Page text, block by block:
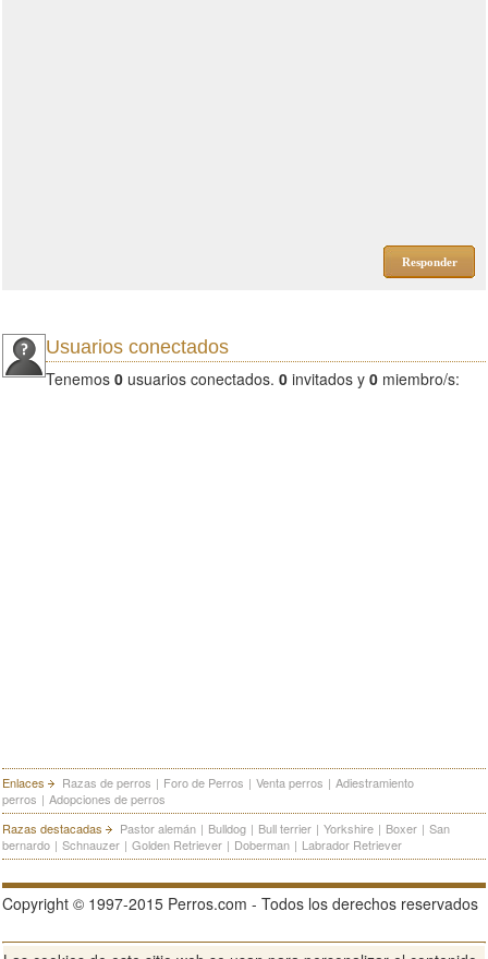
Responder
Usuarios conectados
Tenemos 0 usuarios conectados. 0 invitados y 0 miembro/s:
Enlaces Razas de perros | Foro de Perros | Venta perros | Adiestramiento
perros | Adopciones de perros
Razas destacadas
Pastor alemán | Bulldog | Bull terrier | Yorkshire | Boxer | San
bernardo | Schnauzer | Golden Retriever | Doberman | Labrador Retriever
Copyright © 1997-2015 Perros.com - Todos los derechos reservados